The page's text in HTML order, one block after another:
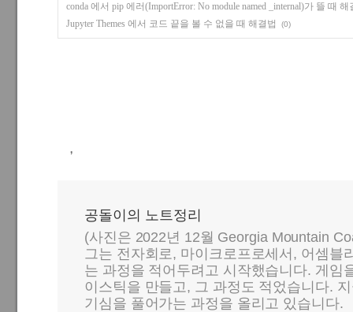
conda 에서 pip 에러(ImportError: No module named _internal)가 뜰 때 해
Jupyter Themes 에서 코드 끝을 볼 수 없을 때 해결법
(0)
,
공돌이의 노트정리
(사진은 2022년 12월 Georgia Mountain
그는 전자회로, 마이크로프로세서, 어셈블
는 과정을 적어두려고 시작했습니다. 게임
이스틱을 만들고, 그 과정도 적었습니다.
기심을 풀어가는 과정을 올리고 있습니다.